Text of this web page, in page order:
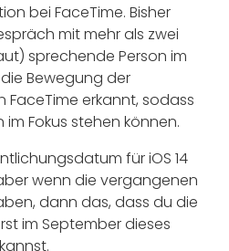
bei FaceTime. Bisher
mit mehr als zwei
sprechende Person im
Bewegung der
erkannt, sodass
Fokus stehen können.
für iOS 14
wenn die vergangenen
dann das, dass du die
im September dieses